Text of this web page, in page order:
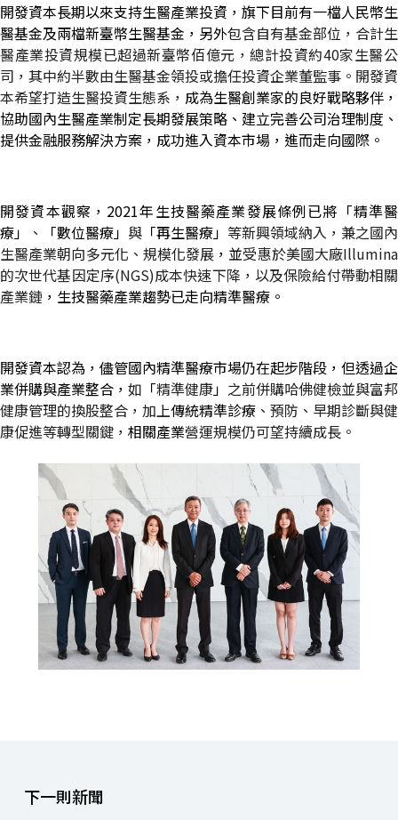
開發資本長期以來支持生醫產業投資，旗下目前有一檔人民幣生
醫基金及兩檔新臺幣生醫基金，另外包含自有基金部位，合計生
醫產業投資規模已超過新臺幣佰億元，總計投資約40家生醫公
司，其中約半數由生醫基金領投或擔任投資企業董監事。開發資
本希望打造生醫投資生態系， 成為生醫創業家的良好戰略夥伴，
協助國內生醫產業制定長期發展策略、建立完善公司治理制度、
提供金融服務解決方案，成功進入資本市場，進而走向國際。
開發資本觀察， 2021年生技醫藥產業發展條例已將「精準醫
療」
、 「數位醫療」 與 「再生醫療」 等新興領域納入，兼之國內
生醫產業朝向多元化、規模化發展 ，並受惠於美國大廠Illumina
的次世代基因定序(NGS)成本快速下降，以及保險給付帶動相關
產業鏈 ，生技醫藥產業趨勢已走向精準醫療。
開發資本認為，儘管國內精準醫療市場仍在起步階段，但透過企
業併購與產業整合， 如 「精準健康」 之前併購哈佛健檢並與富邦
健康管理的換股整合，加上傳統精準診療 、預防、早期診斷與健
康促進等轉型關鍵， 相關產業營運規模仍可望持續成長。
下一則新聞